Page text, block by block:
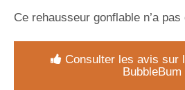
Ce rehausseur gonflable n’a
Consulter les avis sur
BubbleBum